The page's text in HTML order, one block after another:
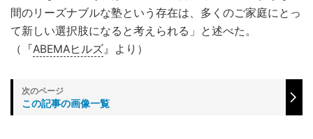
間のリーズナブルな塾という存在は、多くのご家庭にとっ
て新しい選択肢になると考えられる」と述べた。
（『ABEMAヒルズ』より）
この記事の画像一覧